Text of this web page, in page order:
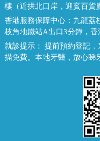
樓（近拱北口岸，迎賓百貨
香港服務保障中心： 九龍荔
枝角地鐵站A出口3分鐘，香
就診提示： 提前預約登記
描免費。本地牙醫，放心睇